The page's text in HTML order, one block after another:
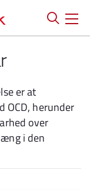
er at
OCD, herunder
over
i den